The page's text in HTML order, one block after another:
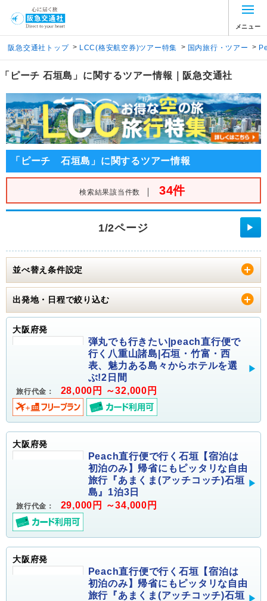
メニュー
阪急交通社トップ > LCC(格安航空券)ツアー特集 > 国内旅行・ツアー >
「ピーチ 石垣島」に関するツアー情報｜阪急交通社
「ピーチ 石垣島」に関するツアー情報
検索結果該当件数 ｜ 34件
1/2ページ ▶
並べ替え条件設定
出発地・日程で絞り込む
大阪府発
弾丸でも行きたい|peach直行便で
行く八重山諸島|石垣・竹富・西
表、魅力ある島々からホテルを選
ぶ!2日間
旅行代金： 28,000円 ～32,000円
大阪府発
Peach直行便で行く石垣【宿泊は
初泊のみ】帰省にもピッタリな自由
旅行『あまくま(アッチコッチ)石垣
島』1泊3日
旅行代金： 29,000円 ～34,000円
大阪府発
Peach直行便で行く石垣【宿泊は
初泊のみ】帰省にもピッタリな自由
旅行『あまくま(アッチコッチ)石垣